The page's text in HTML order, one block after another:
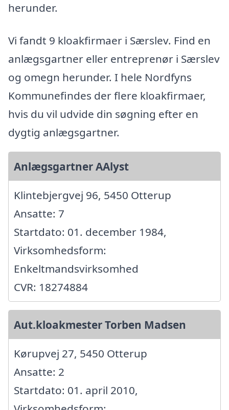
herunder.
Vi fandt 9 kloakfirmaer i Særslev. Find en
anlægsgartner eller entreprenør i Særslev
og omegn herunder. I hele Nordfyns
Kommunefindes der flere kloakfirmaer,
hvis du vil udvide din søgning efter en
dygtig anlægsgartner.
Anlægsgartner AAlyst
Klintebjergvej 96, 5450 Otterup
Ansatte: 7
Startdato: 01. december 1984,
Virksomhedsform:
Enkeltmandsvirksomhed
CVR: 18274884
Aut.kloakmester Torben Madsen
Kørupvej 27, 5450 Otterup
Ansatte: 2
Startdato: 01. april 2010,